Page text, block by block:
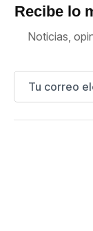
Recibe lo
Noticias,